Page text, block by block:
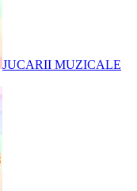
JUCARII MUZICALE